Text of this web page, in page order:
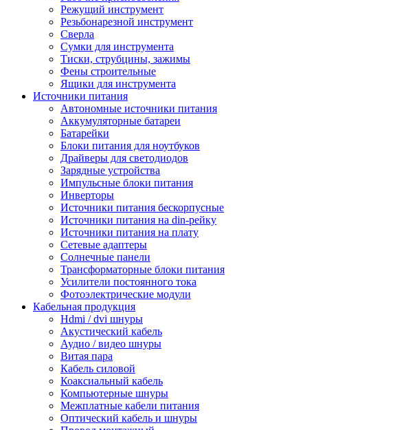
Режущий инструмент
Резьбонарезной инструмент
Сверла
Сумки для инструмента
Тиски, струбцины, зажимы
Фены строительные
Ящики для инструмента
Источники питания
Автономные источники питания
Аккумуляторные батареи
Батарейки
Блоки питания для ноутбуков
Драйверы для светодиодов
Зарядные устройства
Импульсные блоки питания
Инверторы
Источники питания бескорпусные
Источники питания на din-рейку
Источники питания на плату
Сетевые адаптеры
Солнечные панели
Трансформаторные блоки питания
Усилители постоянного тока
Фотоэлектрические модули
Кабельная продукция
Hdmi / dvi шнуры
Акустический кабель
Аудио / видео шнуры
Витая пара
Кабель силовой
Коаксиальный кабель
Компьютерные шнуры
Межплатные кабели питания
Оптический кабель и шнуры